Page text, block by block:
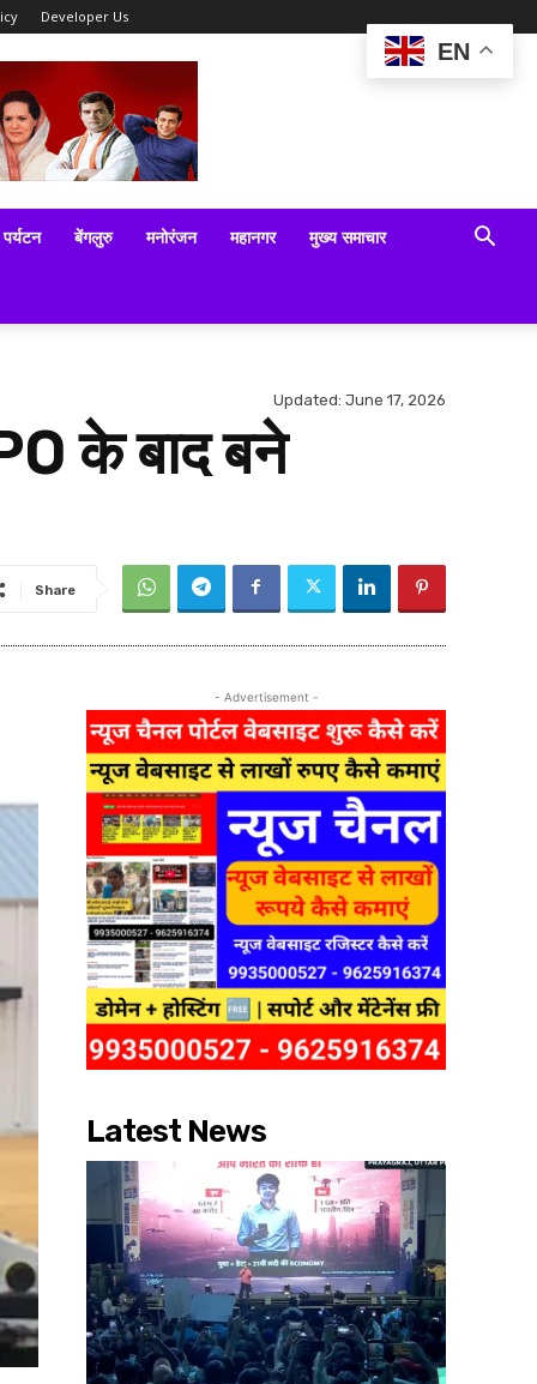
Developer Us
पर्यटन बेंगलुरु मनोरंजन महानगर मुख्य समाचार
Updated: June 17, 2026
के बाद बने
Share
- Advertisement -
Latest News
EN